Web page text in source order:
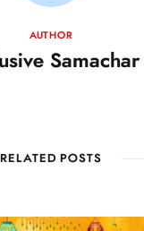
AUTHOR
Samachar
RELATED POSTS